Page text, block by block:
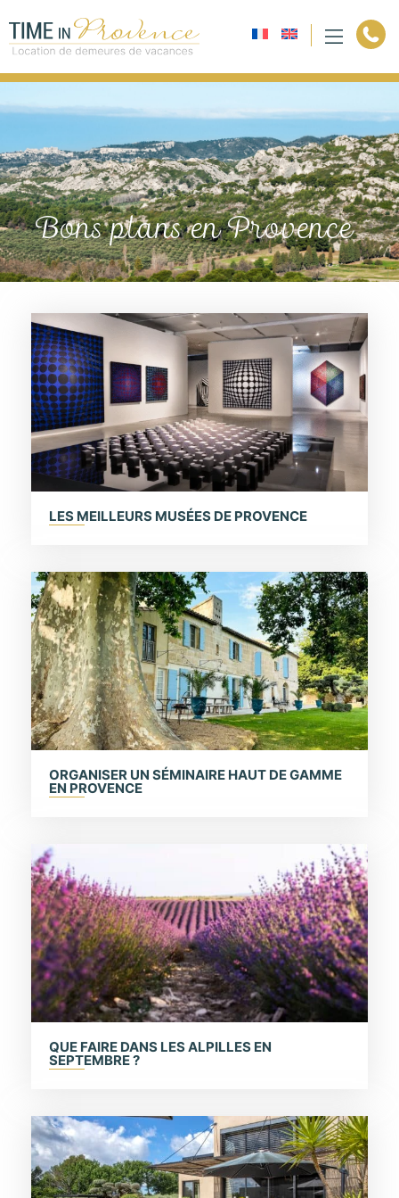
Bons plans en Provence
LES MEILLEURS MUSÉES DE PROVENCE
ORGANISER UN SÉMINAIRE HAUT DE GAMME
EN PROVENCE
QUE FAIRE DANS LES ALPILLES EN
SEPTEMBRE ?